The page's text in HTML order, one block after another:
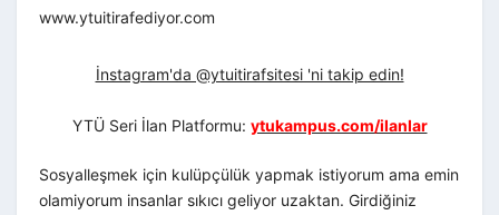
www.ytuitirafediyor.com
İnstagram'da @ytuitirafsitesi 'ni takip edin!
YTÜ Seri İlan Platformu: ytukampus.com/ilanlar
Sosyalleşmek için kulüpçülük yapmak istiyorum ama emin
olamiyorum insanlar sıkıcı geliyor uzaktan. Girdiğiniz